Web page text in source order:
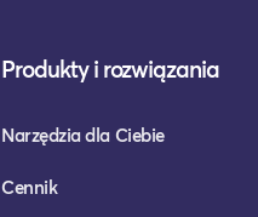
Produkty i rozwiązania
Narzędzia dla Ciebie
Cennik